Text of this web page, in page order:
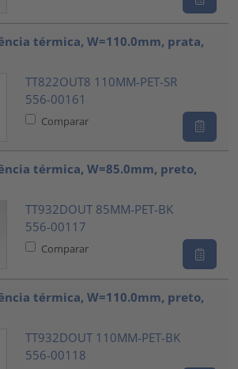
térmica, W=110.0mm, prata,
TT822OUT8 110MM-PET-SR
556-00161
Comparar
térmica, W=85.0mm, preto,
TT932DOUT 85MM-PET-BK
556-00117
Comparar
térmica, W=110.0mm, preto,
TT932DOUT 110MM-PET-BK
556-00118